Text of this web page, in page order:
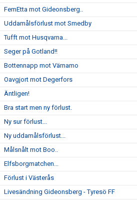
FemEtta mot Gideonsberg..
Uddamålsförlust mot Smedby
Tufft mot Husqvarna...
Seger på Gotland!!
Bottennapp mot Värnamo
Oavgjort mot Degerfors
Äntligen!
Bra start men ny förlust.
Ny sur förlust...
Ny uddamålsförlust...
Målsnålt mot Boo..
Elfsborgmatchen...
Förlust i Västerås
Livesändning Gideonsberg - Tyresö FF